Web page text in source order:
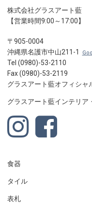
株式会社グラスアート藍
【営業時間9:00～17:00】
〒905-0004
沖縄県名護市中山211-1
Tel (0980)-53-2110
Fax (0980)-53-2119
グラスアート藍オフィシャ
グラスアート藍インテリア
食器
タイル
表札